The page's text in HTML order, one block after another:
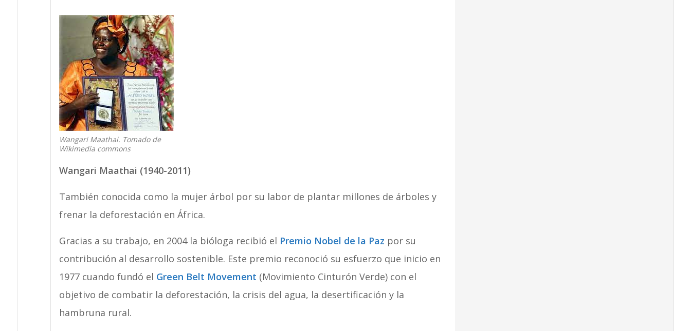
Wangari Maathai. Tomado de
Wikimedia commons
Wangari Maathai (1940-2011)
También conocida como la mujer árbol por su labor de plantar millones de árboles y
frenar la deforestación en África.
Gracias a su trabajo, en 2004 la bióloga recibió el Premio Nobel de la Paz por su
contribución al desarrollo sostenible. Este premio reconoció su esfuerzo que inicio en
1977 cuando fundó el Green Belt Movement (Movimiento Cinturón Verde) con el
objetivo de combatir la deforestación, la crisis del agua, la desertificación y la
hambruna rural.